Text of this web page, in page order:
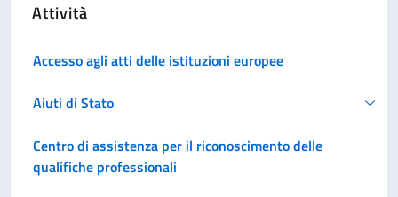
Attività
Accesso agli atti delle istituzioni europee
Aiuti di Stato
Centro di assistenza per il riconoscimento delle
qualifiche professionali